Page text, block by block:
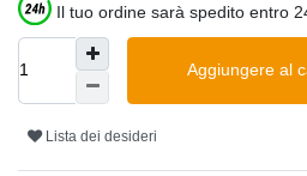
Il tuo ordine sarà spedito entro
Aggiungere al
Lista dei desideri